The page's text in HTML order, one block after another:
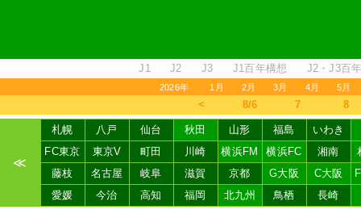
J1 J2 J3 J1百年構想 J2・J3百
2026年 1月 2月 3月 4月 5月
＜ 8/6 7 8
≪
札幌 八戸 仙台 秋田 山形 福島
いわき
FC東京
東京V 町田 川崎 横浜FM 横浜FC 湘南
藤枝
名古屋 岐阜 滋賀 京都 G大阪 C大阪
愛媛
今治 高知 福岡 北九州 鳥栖 長崎